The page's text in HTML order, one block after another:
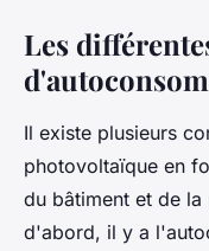
Les
Il existe plusieurs
photovoltaïque en
du bâtiment et de
d'abord, il y a